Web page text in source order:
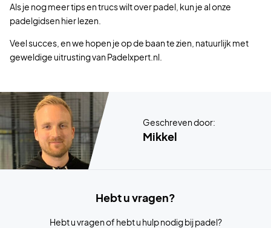
Als je nog meer tips en trucs wilt over padel, kun je al onze
padelgidsen hier lezen.
Veel succes, en we hopen je op de baan te zien, natuurlijk met
geweldige uitrusting van Padelxpert.nl.
Geschreven door:
Mikkel
Hebt u vragen?
Hebt u vragen of hebt u hulp nodig bij padel?